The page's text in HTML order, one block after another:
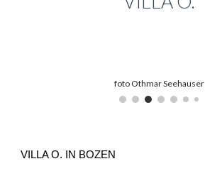
foto Othmar Seehauser
VILLA O. IN BOZEN